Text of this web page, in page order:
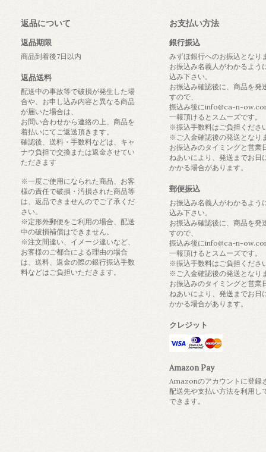
返品について
返品期限
商品到着後7日以内
返品送料
配送中の事故等で破損が発生した場
合や、お申し込み内容と異なる商品
が届いた場合は、
お問い合わせから連絡の上、商品を
着払いにてご返送頂きます。
確認後、送料・手数料などは、キャ
ナウ負担で交換または返金させてい
ただきます
※一度ご使用になられた商品、お客
様の責任で破損・汚損された商品等
は、返品できませんのでご了承くだ
さい。
※定形外郵便をご利用の場合、配送
中の破損補償はできません。
※注文間違い、イメージ違いなど、
お客様のご都合による理由の場合
は、送料、返金の際の銀行振込手数
料などはご負担いただきます。
お支払い方法
銀行振込
みずほ銀行へのお振込となり
お振込み名義人がわかるよう
込み下さい。
お振込み確認後に、商品を発
すので、
振込み後にinfo@ca-n-
一報頂けるとスムーズです。
※振込手数料はご負担くださ
※ご入金確認後の発送となり
お振込みのタイミングと営業
ねあいにより、発送までお日
かかる場合があります。
郵便振込
お振込み名義人がわかるよう
込み下さい。
お振込み確認後に、商品を発
すので、
振込み後にinfo@ca-n-
一報頂けるとスムーズです。
※振込手数料はご負担くださ
※ご入金確認後の発送となり
お振込みのタイミングと営業
ねあいにより、発送までお日
かかる場合があります。
クレジット
Amazon Pay
Amazonのアカウントに登録
配送先や支払い方法を利用し
できます。